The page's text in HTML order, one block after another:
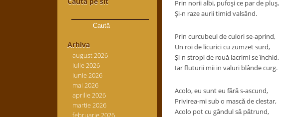
după:
Arhiva
august 2026
iulie 2026
iunie 2026
mai 2026
aprilie 2026
martie 2026
februarie 2026
Prin norii albi, pufoşi ce par de pluş,
Şi-n raze aurii timid valsând.
Prin curcubeul de culori se-aprind,
Un roi de licurici cu zumzet surd,
Şi-n stropi de rouǎ lacrimi se închid,
Iar fluturii mii in valuri blânde curg.
Acolo, eu sunt eu fǎrǎ s-ascund,
Privirea-mi sub o mascǎ de clestar,
Acolo pot cu gândul sǎ pǎtrund,